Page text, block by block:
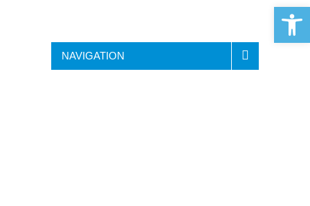
NAVIGATION